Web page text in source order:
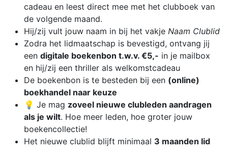
cadeau en leest direct mee met het clubboek van
de volgende maand.
Hij/zij vult jouw naam in bij het vakje Naam Clublid
Zodra het lidmaatschap is bevestigd, ontvang jij
een digitale boekenbon t.w.v. €5,- in je mailbox
en hij/zij een thriller als welkomstcadeau
De boekenbon is te besteden bij een (online)
boekhandel naar keuze
💡 Je mag zoveel nieuwe clubleden aandragen
als je wilt. Hoe meer leden, hoe groter jouw
boekencollectie!
Het nieuwe clublid blijft minimaal 3 maanden lid